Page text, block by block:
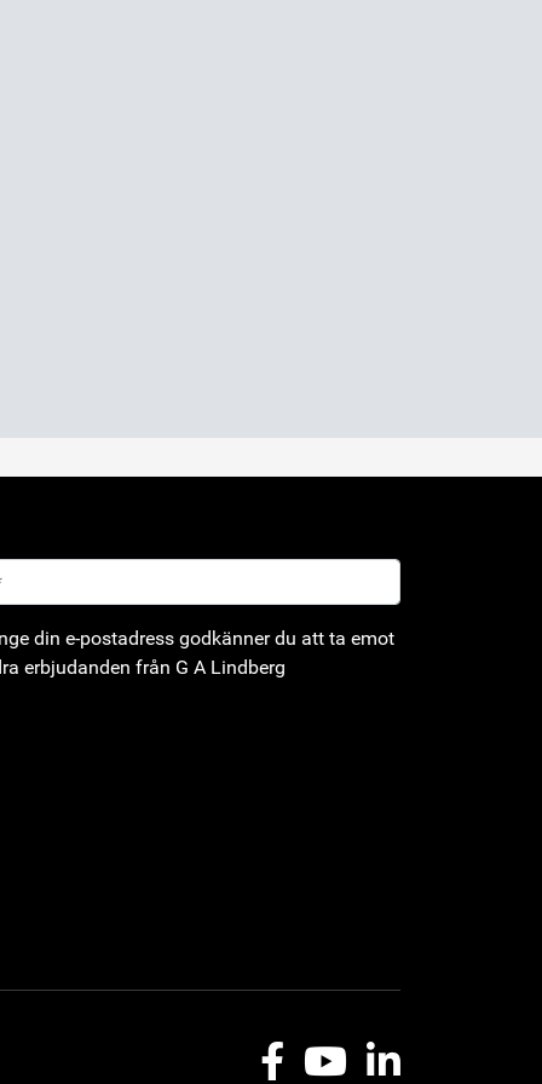
din e-postadress godkänner du att ta emot
erbjudanden från G A Lindberg
FacebookYoutubeLinkedIn